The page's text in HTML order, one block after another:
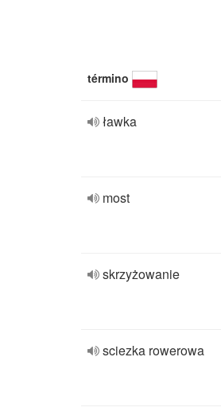
término
ławka
most
skrzyżowanie
sciezka rowerowa